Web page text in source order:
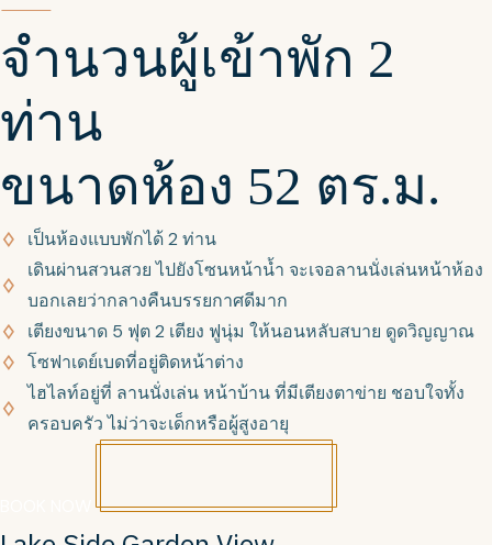
จำนวนผู้เข้าพัก 2
ท่าน
ขนาดห้อง 52 ตร.ม.
เป็นห้องแบบพักได้ 2 ท่าน
เดินผ่านสวนสวย ไปยังโซนหน้าน้ำ จะเจอลานนั่งเล่นหน้าห้อง
บอกเลยว่ากลางคืนบรรยกาศดีมาก
เตียงขนาด 5 ฟุต 2 เตียง ฟูนุ่ม ให้นอนหลับสบาย ดูดวิญญาณ
โซฟาเดย์เบดที่อยู่ติดหน้าต่าง
ไฮไลท์อยู่ที่ ลานนั่งเล่น หน้าบ้าน ที่มีเตียงตาข่าย ชอบใจทั้ง
ครอบครัว ไม่ว่าจะเด็กหรือผู้สูงอายุ